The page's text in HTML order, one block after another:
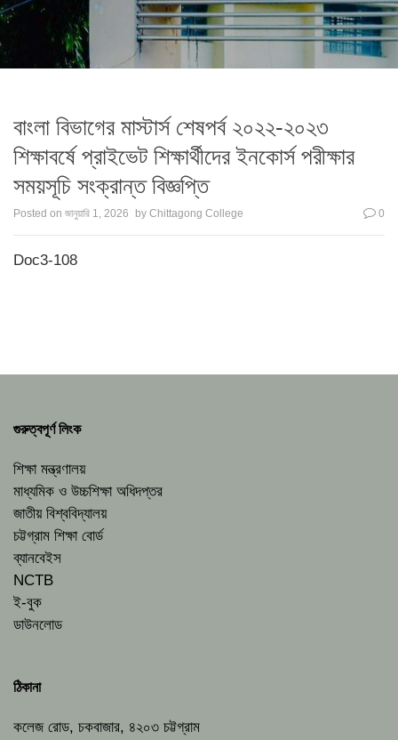
বাংলা বিভাগের মাস্টার্স শেষপর্ব ২০২২-২০২৩
শিক্ষাবর্ষে প্রাইভেট শিক্ষার্থীদের ইনকোর্স পরীক্ষার
সময়সূচি সংক্রান্ত বিজ্ঞপ্তি
Posted on জানুয়ারি 1, 2026 by Chittagong College 0
Doc3-108
গুরুত্বপূর্ণ লিংক
শিক্ষা মন্ত্রণালয়
মাধ্যমিক ও উচ্চশিক্ষা অধিদপ্তর
জাতীয় বিশ্ববিদ্যালয়
চট্টগ্রাম শিক্ষা বোর্ড
ব্যানবেইস
NCTB
ই-বুক
ডাউনলোড
ঠিকানা
কলেজ রোড, চকবাজার, ৪২০৩ চট্টগ্রাম